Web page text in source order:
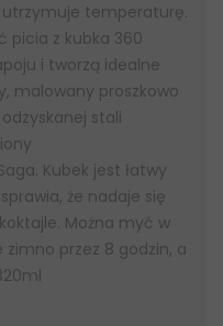
utrzymuje temperaturę.
picia z kubka 360
i tworzą idealne
malowany proszkowo
stali
Kubek jest łatwy
że ​​nadaje się
Można myć w
przez 8 godzin, a